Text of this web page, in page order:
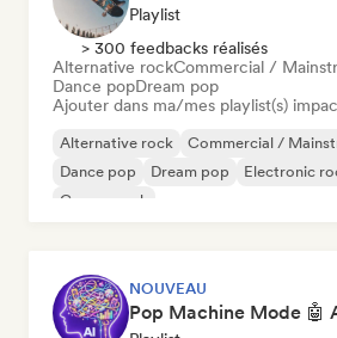
Playlist
> 300 feedbacks réalisés
Alternative rockCommercial /
Dance popDream pop
Ajouter dans ma/mes playlist(s)
Alternative rock Commercial /
Dance pop
Dream pop Electronic
Garage rock
NOUVEAU